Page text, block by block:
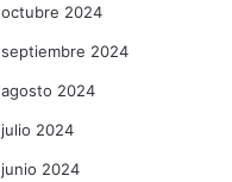
octubre 2024
septiembre 2024
agosto 2024
julio 2024
junio 2024